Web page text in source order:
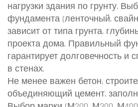
нагрузки здания по грунту.
фундамента (ленточный,
зависит от типа грунта,
проекта дома. Правильный
гарантирует долговечность и
в стенах.
Не менее важен бетон,
объединяющий цемент,